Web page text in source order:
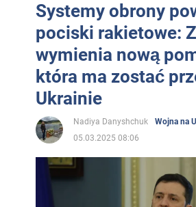
Systemy obrony
pociski rakietowe:
wymienia nową
która ma zostać
Ukrainie
Nadiya Danyshchuk
Wojna na
05.03.2025 08:06